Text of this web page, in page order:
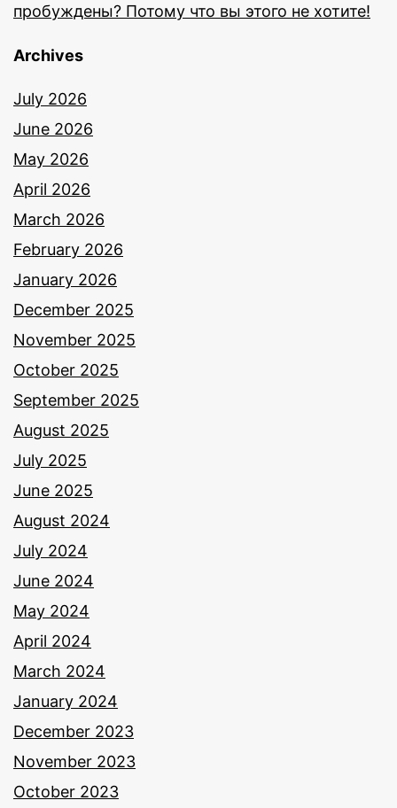
пробуждены? Потому что вы этого не хотите!
Archives
July 2026
June 2026
May 2026
April 2026
March 2026
February 2026
January 2026
December 2025
November 2025
October 2025
September 2025
August 2025
July 2025
June 2025
August 2024
July 2024
June 2024
May 2024
April 2024
March 2024
January 2024
December 2023
November 2023
October 2023